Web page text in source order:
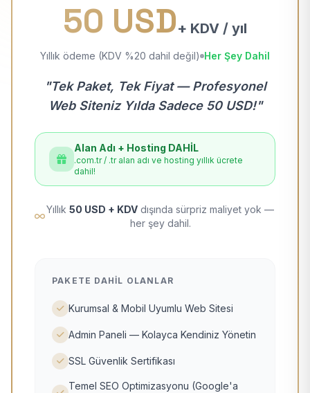
50 USD+ KDV / yıl
Yıllık ödeme (KDV %20 dahil değil) Her Şey Dahil
"Tek Paket, Tek Fiyat — Profesyonel
Web Siteniz Yılda Sadece 50 USD!"
Alan Adı + Hosting DAHİL
.com.tr / .tr alan adı ve hosting yıllık ücrete
dahil!
Yıllık 50 USD + KDV dışında sürpriz maliyet yok —
her şey dahil.
PAKETE DAHIL OLANLAR
Kurumsal & Mobil Uyumlu Web Sitesi
Admin Paneli — Kolayca Kendiniz Yönetin
SSL Güvenlik Sertifikası
Temel SEO Optimizasyonu (Google'a